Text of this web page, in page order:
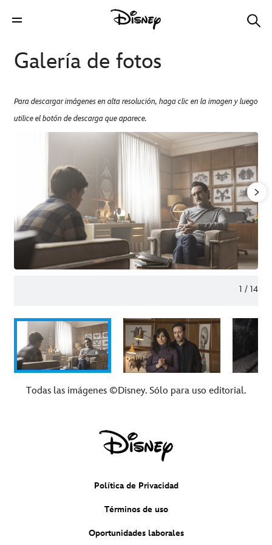
Galería de fotos
Para descargar imágenes en alta resolución, haga clic en la imagen y luego
utilice el botón de descarga que aparece.
1 / 14
Todas las imágenes ©Disney. Sólo para uso editorial.
Política de Privacidad
Términos de uso
Oportunidades laborales